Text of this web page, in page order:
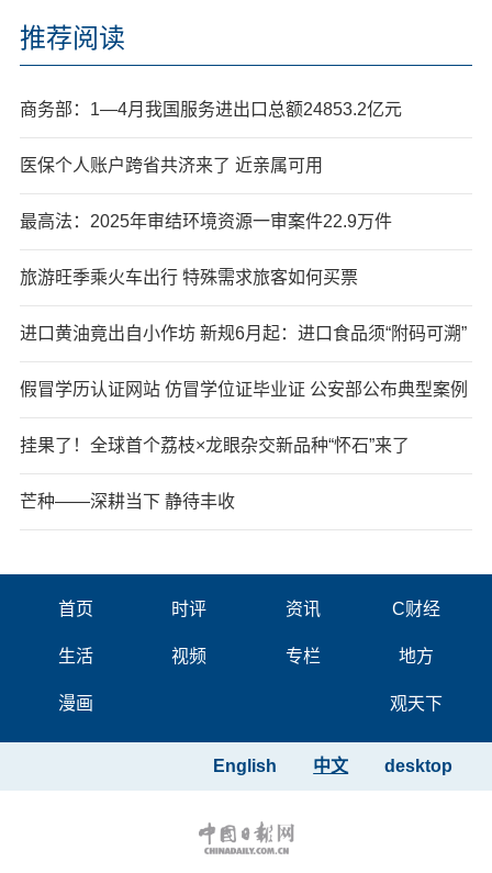
推荐阅读
商务部：1—4月我国服务进出口总额24853.2亿元
医保个人账户跨省共济来了 近亲属可用
最高法：2025年审结环境资源一审案件22.9万件
旅游旺季乘火车出行 特殊需求旅客如何买票
进口黄油竟出自小作坊 新规6月起：进口食品须“附码可溯”
假冒学历认证网站 仿冒学位证毕业证 公安部公布典型案例
挂果了！全球首个荔枝×龙眼杂交新品种“怀石”来了
芒种——深耕当下 静待丰收
首页 时评 资讯 C财经
生活 视频 专栏 地方
漫画 观天下
desktop
中文
English